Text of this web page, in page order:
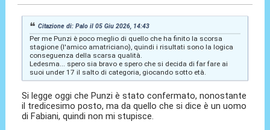
Citazione di: Palo il 05 Giu 2026, 14:43
Per me Punzi è poco meglio di quello che ha finito la scorsa
stagione (l'amico amatriciano), quindi i risultati sono la logica
conseguenza della scarsa qualità.
Ledesma... spero sia bravo e spero che si decida di far fare ai
suoi under 17 il salto di categoria, giocando sotto età.
Si legge oggi che Punzi è stato confermato, nonostante
il tredicesimo posto, ma da quello che si dice è un uomo
di Fabiani, quindi non mi stupisce.